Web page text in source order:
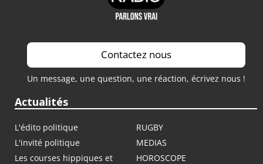
Contactez nous
Un message, une question, une réaction, écrivez nous !
Actualités
L'édito politique
RUGBY
L'invité politique
MEDIAS
Les courses hippiques et
HOROSCOPE